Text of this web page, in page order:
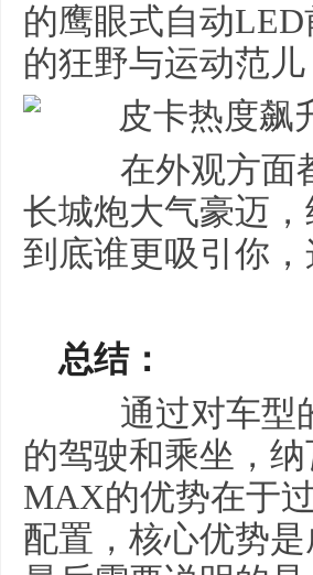
的鹰眼式自动
的狂野与运动范儿
在外观方面
长城炮大气豪迈
到底谁更吸引你
总结：
通过对车型
的驾驶和乘坐，
MAX的优势在于
配置，核心优势